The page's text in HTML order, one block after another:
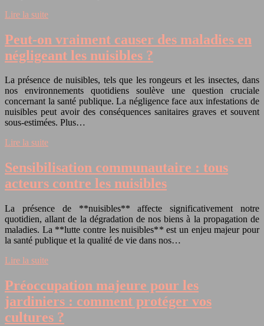
Lire la suite
Peut-on vraiment causer des maladies en
négligeant les nuisibles ?
La présence de nuisibles, tels que les rongeurs et les insectes, dans
nos environnements quotidiens soulève une question cruciale
concernant la santé publique. La négligence face aux infestations de
nuisibles peut avoir des conséquences sanitaires graves et souvent
sous-estimées. Plus…
Lire la suite
Sensibilisation communautaire : tous
acteurs contre les nuisibles
La présence de **nuisibles** affecte significativement notre
quotidien, allant de la dégradation de nos biens à la propagation de
maladies. La **lutte contre les nuisibles** est un enjeu majeur pour
la santé publique et la qualité de vie dans nos…
Lire la suite
Préoccupation majeure pour les
jardiniers : comment protéger vos
cultures ?